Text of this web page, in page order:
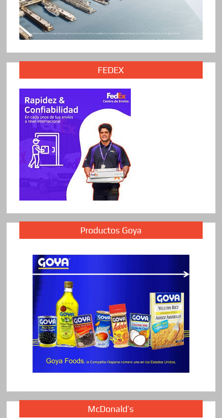
FEDEX
Productos Goya
McDonald’s